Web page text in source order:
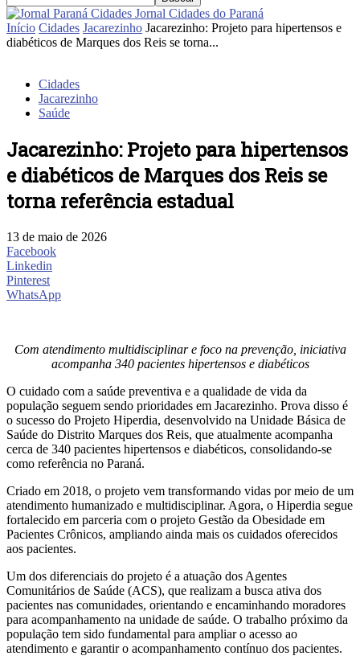
Jornal Cidades do Paraná
Início Cidades Jacarezinho Jacarezinho: Projeto para hipertensos e
diabéticos de Marques dos Reis se torna...
Cidades
Jacarezinho
Saúde
Jacarezinho: Projeto para hipertensos
e diabéticos de Marques dos Reis se
torna referência estadual
13 de maio de 2026
Facebook
Linkedin
Pinterest
WhatsApp
Com atendimento multidisciplinar e foco na prevenção, iniciativa
acompanha 340 pacientes hipertensos e diabéticos
O cuidado com a saúde preventiva e a qualidade de vida da
população seguem sendo prioridades em Jacarezinho. Prova disso é
o sucesso do Projeto Hiperdia, desenvolvido na Unidade Básica de
Saúde do Distrito Marques dos Reis, que atualmente acompanha
cerca de 340 pacientes hipertensos e diabéticos, consolidando-se
como referência no Paraná.
Criado em 2018, o projeto vem transformando vidas por meio de um
atendimento humanizado e multidisciplinar. Agora, o Hiperdia segue
fortalecido em parceria com o projeto Gestão da Obesidade em
Pacientes Crônicos, ampliando ainda mais os cuidados oferecidos
aos pacientes.
Um dos diferenciais do projeto é a atuação dos Agentes
Comunitários de Saúde (ACS), que realizam a busca ativa dos
pacientes nas comunidades, orientando e encaminhando moradores
para acompanhamento na unidade de saúde. O trabalho próximo da
população tem sido fundamental para ampliar o acesso ao
atendimento e garantir o acompanhamento contínuo dos pacientes.